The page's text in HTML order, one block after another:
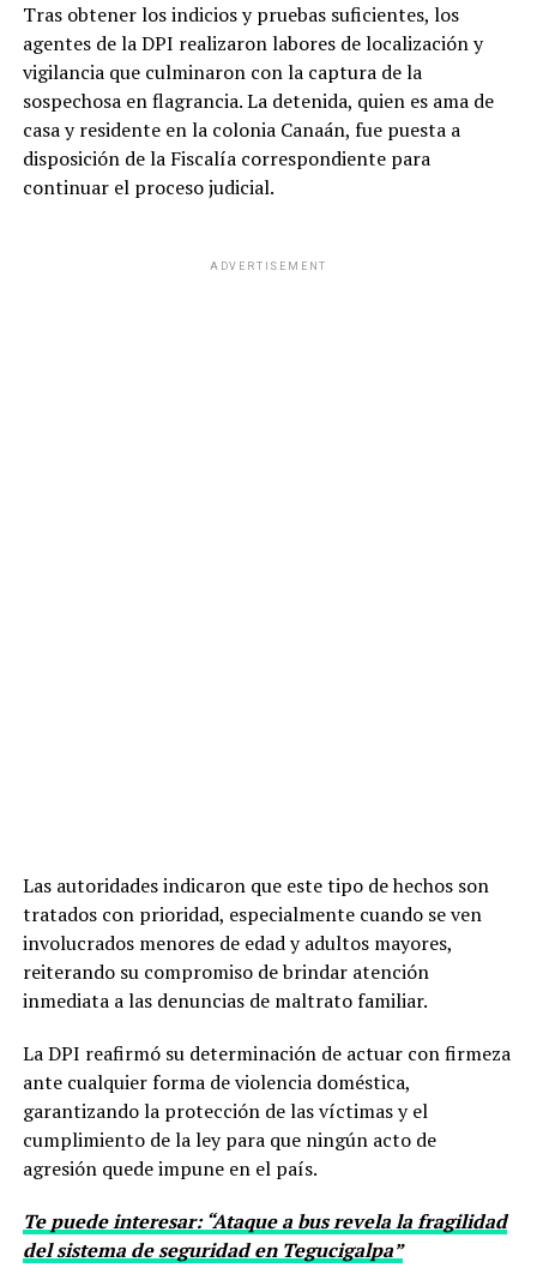
Tras obtener los indicios y pruebas suficientes, los
agentes de la DPI realizaron labores de localización y
vigilancia que culminaron con la captura de la
sospechosa en flagrancia. La detenida, quien es ama de
casa y residente en la colonia Canaán, fue puesta a
disposición de la Fiscalía correspondiente para
continuar el proceso judicial.
ADVERTISEMENT
Las autoridades indicaron que este tipo de hechos son
tratados con prioridad, especialmente cuando se ven
involucrados menores de edad y adultos mayores,
reiterando su compromiso de brindar atención
inmediata a las denuncias de maltrato familiar.
La DPI reafirmó su determinación de actuar con firmeza
ante cualquier forma de violencia doméstica,
garantizando la protección de las víctimas y el
cumplimiento de la ley para que ningún acto de
agresión quede impune en el país.
Te puede interesar: “Ataque a bus revela la fragilidad
del sistema de seguridad en Tegucigalpa”